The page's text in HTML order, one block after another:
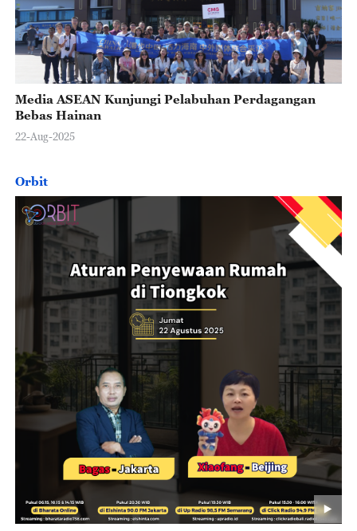
Media ASEAN Kunjungi Pelabuhan Perdagangan
Bebas Hainan
22-Aug-2025
Orbit